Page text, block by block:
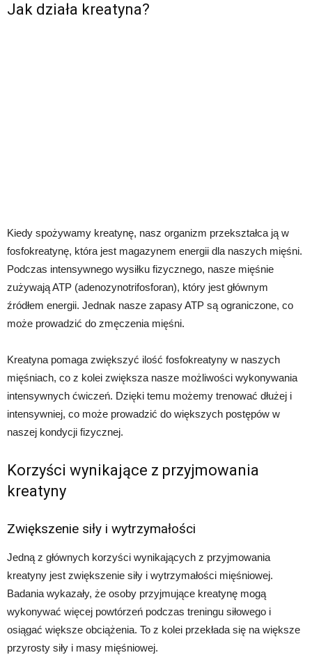
Jak działa kreatyna?
Kiedy spożywamy kreatynę, nasz organizm przekształca ją w
fosfokreatynę, która jest magazynem energii dla naszych mięśni.
Podczas intensywnego wysiłku fizycznego, nasze mięśnie
zużywają ATP (adenozynotrifosforan), który jest głównym
źródłem energii. Jednak nasze zapasy ATP są ograniczone, co
może prowadzić do zmęczenia mięśni.
Kreatyna pomaga zwiększyć ilość fosfokreatyny w naszych
mięśniach, co z kolei zwiększa nasze możliwości wykonywania
intensywnych ćwiczeń. Dzięki temu możemy trenować dłużej i
intensywniej, co może prowadzić do większych postępów w
naszej kondycji fizycznej.
Korzyści wynikające z przyjmowania
kreatyny
Zwiększenie siły i wytrzymałości
Jedną z głównych korzyści wynikających z przyjmowania
kreatyny jest zwiększenie siły i wytrzymałości mięśniowej.
Badania wykazały, że osoby przyjmujące kreatynę mogą
wykonywać więcej powtórzeń podczas treningu siłowego i
osiągać większe obciążenia. To z kolei przekłada się na większe
przyrosty siły i masy mięśniowej.